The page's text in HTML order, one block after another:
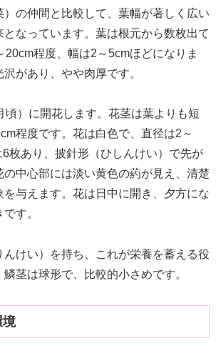
）の仲間と比較して、葉幅が著しく広い
となっています。葉は根元から数枚出て
20cm程度、幅は2～5cmほどになりま
があり、やや肉厚です。
頃）に開花します。花茎は葉よりも短
程度です。花は白色で、直径は2～
枚あり、披針形（ひしんけい）で先が
の中心部には淡い黄色の葯が見え、清楚
を与えます。花は日中に開き、夕方にな
す。
んけい）を持ち、これが栄養を蓄える役
茎は球形で、比較的小さめです。
境